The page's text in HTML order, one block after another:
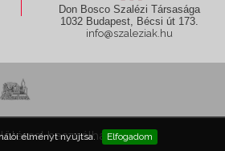
élményt nyújtsa. Elfogadom
Don Bosco Szalézi Társasága
1032 Budapest, Bécsi út 173.
info@szaleziak.hu
használható fel!